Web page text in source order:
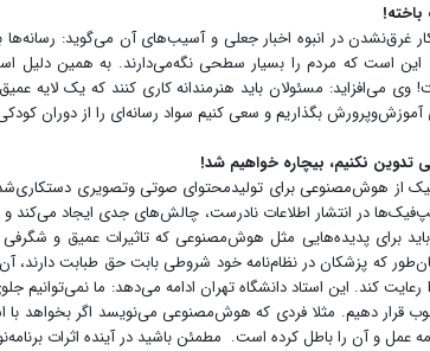
در انبوه اخبار جعلی و آسیب‌های آن می‌گوید: رسانه‌ها
است که مردم را بسیار سطحی نگه‌می‌دارند. به همین دلیل
می‌افزاید: مسئولان باید هنرمندانه کاری کنند که یک لایه
بگذاریم و سعی کنیم سواد رسانه‌ای را از دوران کودکی
نکنیم، بیچاره خواهیم شد!
از هوش‌مصنوعی برای تولید‌محتوای صوتی وتصویری
در انتشار اطلاعات نادرست، چالش‌های جدی ایجاد می‌کند و
برای پدیده‌هایی مثل هوش‌مصنوعی که تاثیرات عمیق و شگرفی
که پزشکان در نظام‌نامه خود شروطی بابت حق طبابت
کند. این استاد دانشگاه تهران ادامه می‌دهد: ما نمی‌توانیم
قرار دهیم. مثلا فردی که هوش‌مصنوعی می‌نویسد اگر بخواهد با
عمل و آن را باطل کرده است. مطمئن باشید در آینده اثرات